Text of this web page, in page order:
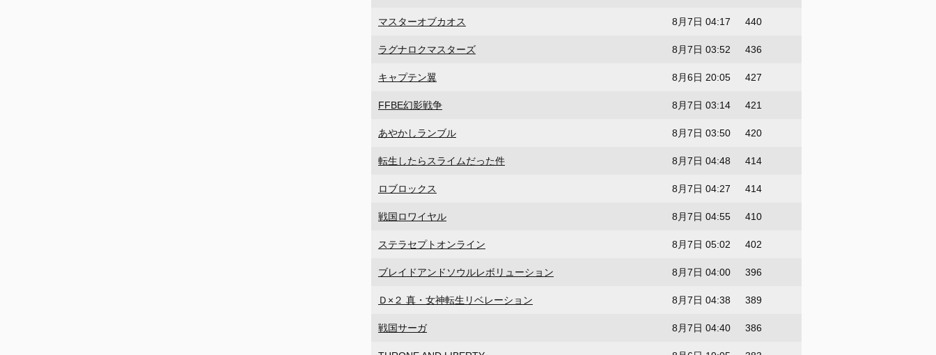
マスターオブカオス 8月7日 04:17 440
ラグナロクマスターズ 8月7日 03:52 436
キャプテン翼 8月6日 20:05 427
FFBE幻影戦争 8月7日 03:14 421
あやかしランブル 8月7日 03:50 420
転生したらスライムだった件 8月7日 04:48 414
ロブロックス 8月7日 04:27 414
戦国ロワイヤル 8月7日 04:55 410
ステラセプトオンライン 8月7日 05:02 402
ブレイドアンドソウルレボリューション 8月7日 04:00 396
Ｄ×２ 真・女神転生リベレーション 8月7日 04:38 389
戦国サーガ 8月7日 04:40 386